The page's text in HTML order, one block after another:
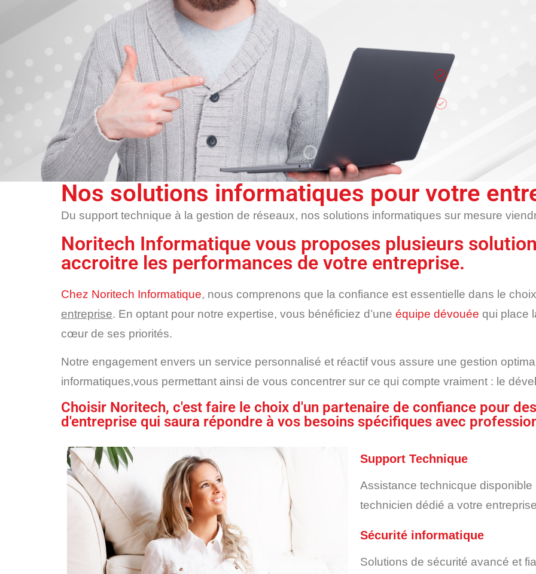
Nos solutions informatiques pour votre
Du support technique à la gestion de réseaux, nos solutions informatiques sur mesure
Noritech Informatique vous proposes plusieurs
accroitre les performances de votre entreprise.
Chez Noritech Informatique, nous comprenons que la confiance est essentielle dans le
entreprise. En optant pour notre expertise, vous bénéficiez d’une équipe dévouée qui place
cœur de ses priorités.
Notre engagement envers un service personnalisé et réactif vous assure une gestion
informatiques,vous permettant ainsi de vous concentrer sur ce qui compte vraiment : le
Choisir Noritech, c'est faire le choix d'un partenaire de confiance pour
d'entreprise qui saura répondre à vos besoins spécifiques avec
Support Technique
Assistance technicque
technicien dédié a votre
Sécurité informatique
Solutions de sécurité avancé et